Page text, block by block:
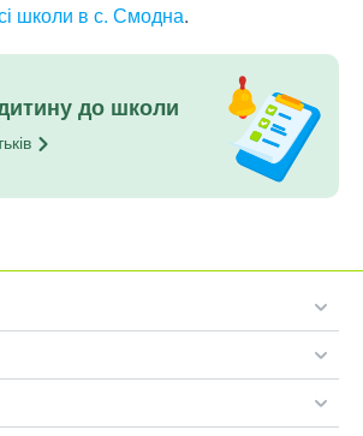
школи в с. Смодна.
до школи